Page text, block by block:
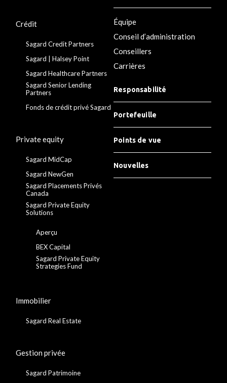
Crédit
Sagard Credit Partners
Sagard | Halsey Point
Sagard Healthcare Partners
Sagard Senior Lending
Partners
Fonds de crédit privé Sagard
Private equity
Sagard MidCap
Sagard NewGen
Sagard Placements Privés
Canada
Sagard Private Equity
Solutions
Aperçu
BEX Capital
Sagard Private Equity
Strategies Fund
Immobilier
Sagard Real Estate
Gestion privée
Sagard Patrimoine
Équipe
Conseil d’administration
Conseillers
Carrières
Responsabilité
Portefeuille
Points de vue
Nouvelles